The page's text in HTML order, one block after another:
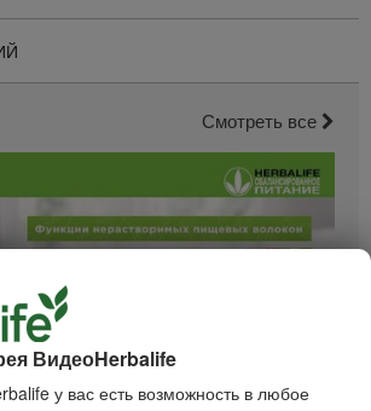
ВидеоHerbalife
у вас есть возможность в любое
Смотреть все
52:40